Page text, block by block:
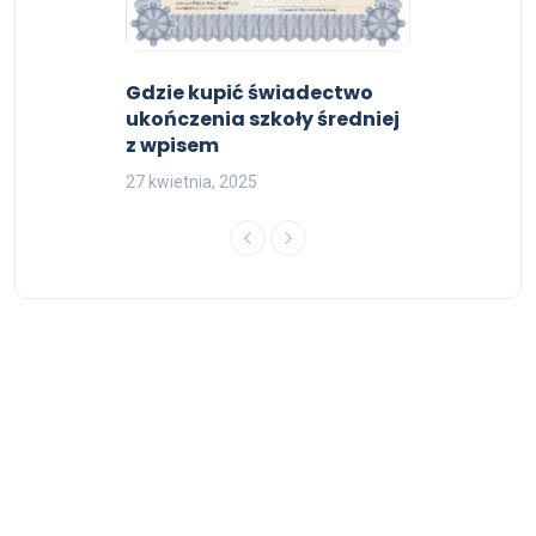
Gdzie kupić świadectwo
ukończenia szkoły średniej
z wpisem
27 kwietnia, 2025